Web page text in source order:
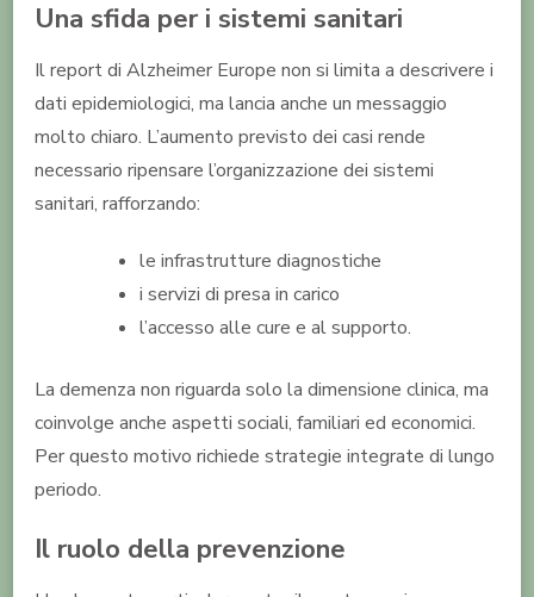
Una sfida per i sistemi sanitari
Il report di Alzheimer Europe non si limita a descrivere i
dati epidemiologici, ma lancia anche un messaggio
molto chiaro. L’aumento previsto dei casi rende
necessario ripensare l’organizzazione dei sistemi
sanitari, rafforzando:
le infrastrutture diagnostiche
i servizi di presa in carico
l’accesso alle cure e al supporto.
La demenza non riguarda solo la dimensione clinica, ma
coinvolge anche aspetti sociali, familiari ed economici.
Per questo motivo richiede strategie integrate di lungo
periodo.
Il ruolo della prevenzione